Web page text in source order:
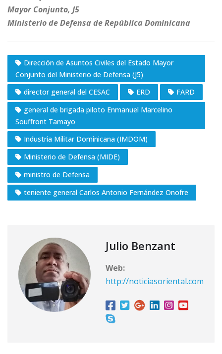
Mayor Conjunto, J5
Ministerio de Defensa de República Dominicana
Dirección de Asuntos Civiles del Estado Mayor
Conjunto del Ministerio de Defensa (J5)
director general del CESAC
ERD
FARD
general de brigada piloto Enmanuel Marcelino
Souffront Tamayo
Industria Militar Dominicana (IMDOM)
Ministerio de Defensa (MIDE)
ministro de Defensa
teniente general Carlos Antonio Fernández Onofre
Julio Benzant
Web:
http://noticiasoriental.com